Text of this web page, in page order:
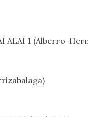
ALAI 1 (Alberro-